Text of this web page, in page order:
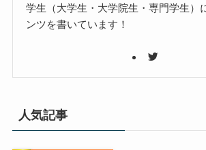
学生（大学生・大学院生・専門学生）
ンツを書いています！
人気記事